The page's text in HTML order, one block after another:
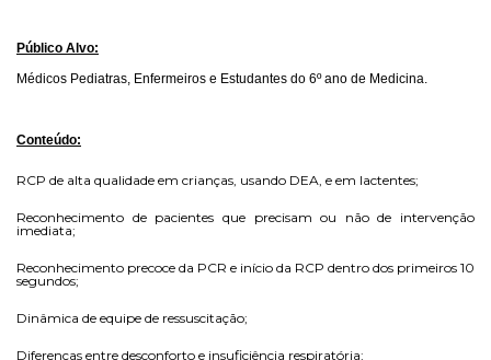
Público Alvo:
Médicos Pediatras, Enfermeiros e Estudantes do 6º ano de Medicina.
Conteúdo:
RCP de alta qualidade em crianças, usando DEA, e em lactentes;
Reconhecimento de pacientes que precisam ou não de intervenção
imediata;
Reconhecimento precoce da PCR e início da RCP dentro dos primeiros 10
segundos;
Dinâmica de equipe de ressuscitação;
Diferenças entre desconforto e insuficiência respiratória;